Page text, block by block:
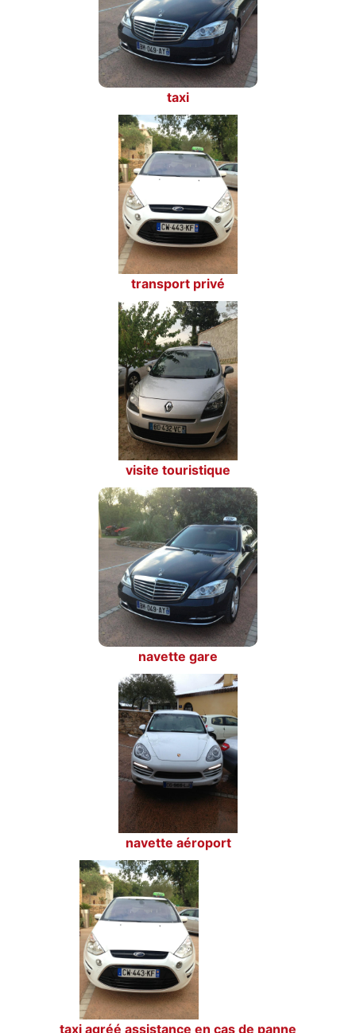
taxi
transport privé
visite touristique
navette gare
navette aéroport
taxi agréé assistance en cas de panne